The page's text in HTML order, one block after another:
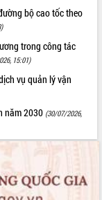
bộ cao tốc theo
trong công tác
15:01)
vụ quản lý vận
năm 2030 (30/07/2026,